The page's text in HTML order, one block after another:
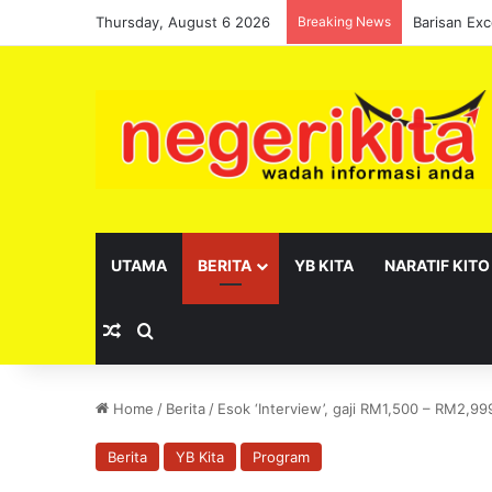
Thursday, August 6 2026 Breaking News
UTAMA BERITA YB KITA NARATIF KITO
Random Article
Home / Berita / Esok ‘Interview’, gaji RM1,500 –
Berita YB Kita Program